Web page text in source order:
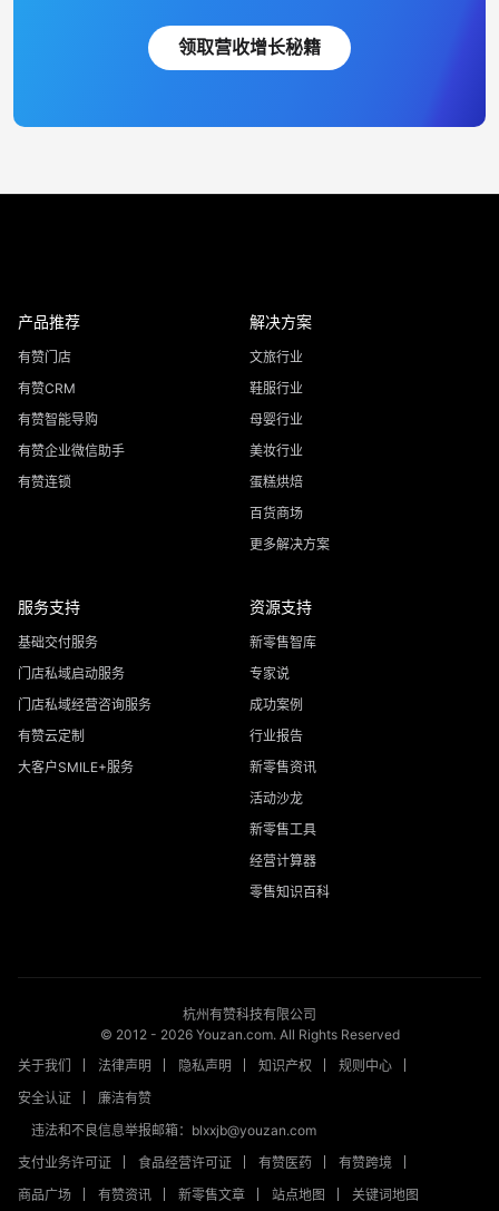
领取营收增长秘籍
产品推荐
有赞门店
有赞CRM
有赞智能导购
有赞企业微信助手
有赞连锁
解决方案
文旅行业
鞋服行业
母婴行业
美妆行业
蛋糕烘焙
百货商场
更多解决方案
服务支持
基础交付服务
门店私域启动服务
门店私域经营咨询服务
有赞云定制
大客户SMILE+服务
资源支持
新零售智库
专家说
成功案例
行业报告
新零售资讯
活动沙龙
新零售工具
经营计算器
零售知识百科
杭州有赞科技有限公司
© 2012 - 2026Youzan.com. All Rights Reserved
关于我们
法律声明 隐私声明 知识产权
规则中心
安全认证
廉洁有赞
违法和不良信息举报邮箱：blxxjb@youzan.com
支付业务许可证
食品经营许可证 有赞医药
有赞跨境
商品广场
有赞资讯 新零售文章 站点地图 关键词地图